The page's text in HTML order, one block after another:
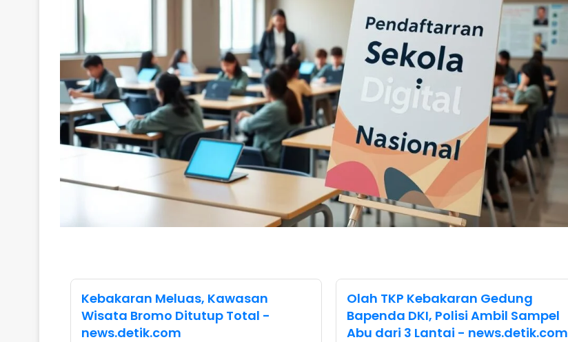
Kebakaran Meluas, Kawasan
Wisata Bromo Ditutup Total -
news.detik.com
Olah TKP Kebakaran Gedung
Bapenda DKI, Polisi Ambil Sampel
Abu dari 3 Lantai - news.detik.com